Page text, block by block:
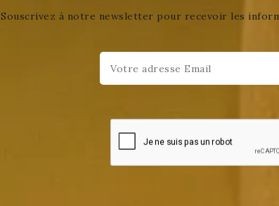
Souscrivez à notre newsletter pour recevoir les